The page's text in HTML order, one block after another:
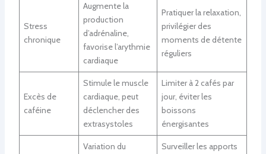
Stress
chronique
Augmente la
production
d’adrénaline,
favorise l’arythmie
cardiaque
Pratiquer la relaxation,
privilégier des
moments de détente
réguliers
Excès de
caféine
Stimule le muscle
cardiaque, peut
déclencher des
extrasystoles
Limiter à 2 cafés par
jour, éviter les
boissons
énergisantes
Variation du
Surveiller les apports